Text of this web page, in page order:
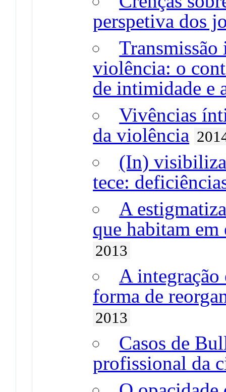
perspetiva dos
violência: o
de intimidade e
Vivências
da violência
(In)
tece:
A
que habitam em
2013
A integração
forma de
2013
Casos de
profissional da